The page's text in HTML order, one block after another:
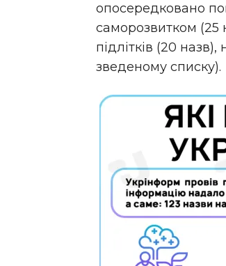
опосередковано
саморозвитком (25
підлітків (20
зведеному списку).